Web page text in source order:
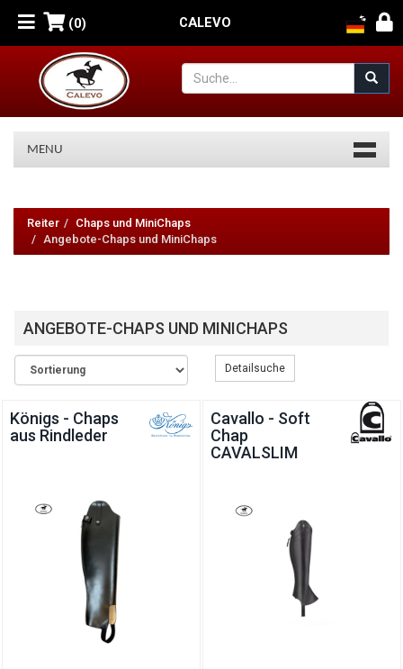
(0) CALEVO
MENU
Chaps
MiniChaps
Chaps
MiniChaps
Reiter
Chaps und MiniChaps
Angebote-Chaps und MiniChaps
ANGEBOTE-CHAPS UND MINICHAPS
Detailsuche
Königs - Chaps
aus Rindleder
Cavallo - Soft
Chap
CAVALSLIM